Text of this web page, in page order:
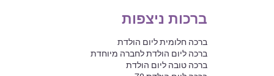
ברכות ניצפות
ברכה חלומית ליום הולדת
ברכה ליום הולדת לחברה מיוחדת
ברכה טובה ליום הולדת